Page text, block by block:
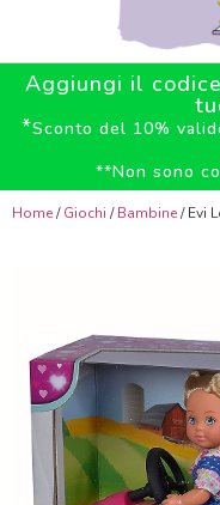
Aggiungi il
*Sconto del 10%
**Non sono
Home/Giochi /Bambine/ Evi